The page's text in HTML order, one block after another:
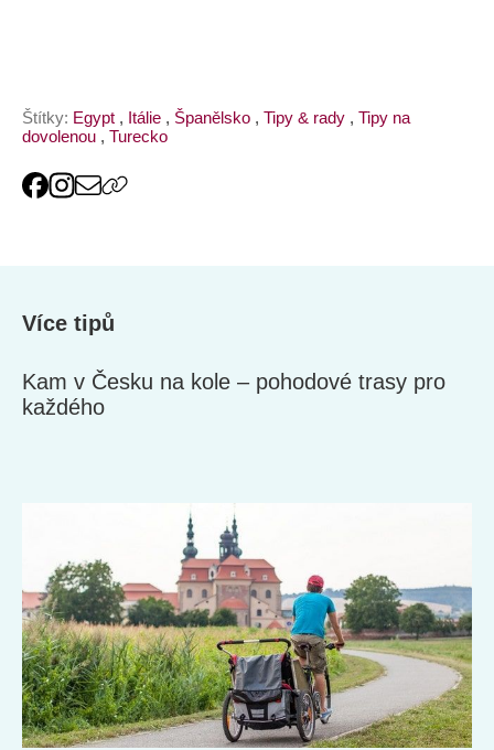
Štítky: Egypt , Itálie , Španělsko , Tipy & rady , Tipy na
dovolenou , Turecko
Více tipů
Kam v Česku na kole – pohodové trasy pro
každého